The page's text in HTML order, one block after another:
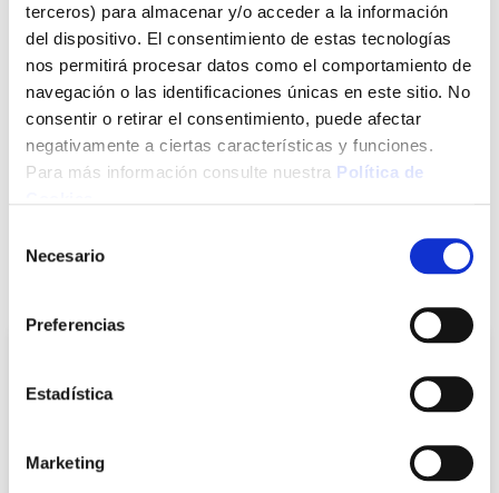
terceros) para almacenar y/o acceder a la información
del dispositivo. El consentimiento de estas tecnologías
nos permitirá procesar datos como el comportamiento de
navegación o las identificaciones únicas en este sitio. No
consentir o retirar el consentimiento, puede afectar
negativamente a ciertas características y funciones.
Para más información consulte nuestra Política de
Necesario
Preferencias
Estadística
Marketing
Click&Collect - Recogida gratis
en nuestras tiendas
Envío a domicilio:
5 días hábiles
+ INFO